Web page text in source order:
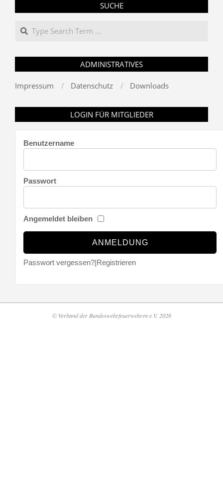
SUCHE
Search
ADMINISTRATIVES
Impressum Datenschutz Downloads
LOGIN FÜR MITGLIEDER
Benutzername
Passwort
Angemeldet bleiben
Passwort vergessen?|Registrieren
© Verband der Bundeswehrfeuerwehren e.V. 2026